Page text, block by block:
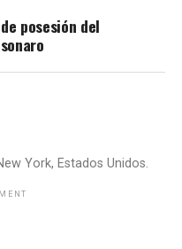
posesión del
York, Estados Unidos.